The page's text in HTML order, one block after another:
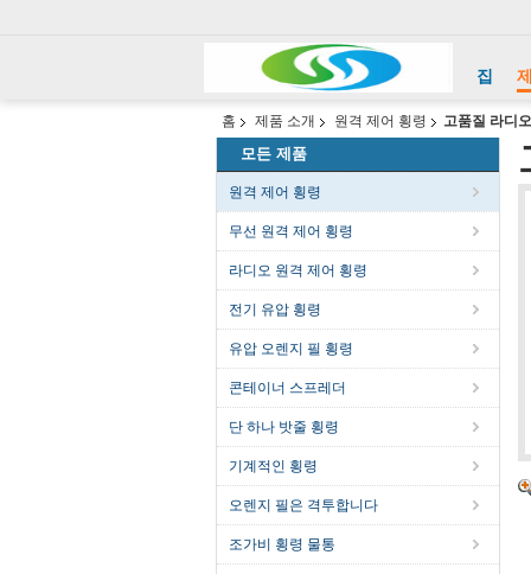
집
홈 제품 소개 원격 제어 횡령 고품질 라디
모든 제품
원격 제어 횡령
무선 원격 제어 횡령
라디오 원격 제어 횡령
전기 유압 횡령
유압 오렌지 필 횡령
콘테이너 스프레더
단 하나 밧줄 횡령
기계적인 횡령
오렌지 필은 격투합니다
조가비 횡령 물통